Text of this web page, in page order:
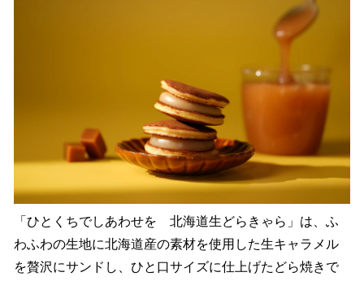
「ひとくちでしあわせを 北海道生どらきゃら」は、ふ
わふわの生地に北海道産の素材を使用した生キャラメル
を贅沢にサンドし、ひと口サイズに仕上げたどら焼きで